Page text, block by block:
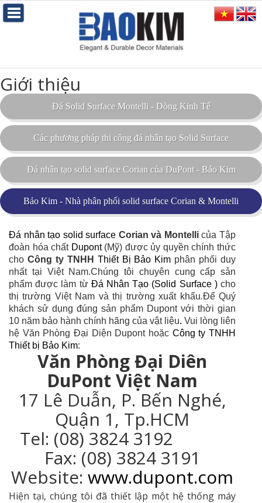
Giới thiệu
Đá Solid Surface Montelli - Dòng Kinh Tế
Các phương pháp thi công đá nhân tạo Solid Surface
Đá nhân tạo solid surface Corian của DuPont - Bảo Kim
Bảo Kim - Nhà phân phối solid surface Corian & Montelli
Đá nhân tạo solid surface Corian và Montellicủa Tập
đoàn hóa chất Dupont(Mỹ) được ủy quyền chính thức
cho Công ty TNHH Thiết Bị Bảo Kim phân phối duy
nhất tại Việt Nam.Chúng tôi chuyên cung cấp sản
phẩm được làm từ Đá Nhân Tạo (Solid Surface )cho
thị trường Việt Nam và thị trường xuất khẩu.Để Quý
khách sử dụng đúng sản phẩm Dupont với thời gian
10 năm bảo hành chính hãng của vật liệu. Vui lòng liên
hệ Văn Phòng Đại Diện Dupont hoặc Công ty TNHH
Thiết bị Bảo Kim:
Văn Phòng Đại Diên
DuPont Việt Nam
17 Lê Duẫn, P. Bến Nghé,
Quận 1, Tp.HCM
Tel: (08) 3824 3192
Fax: (08) 3824 3191
Website: www.dupont.com
Hiện tại, chúng tôi đã thiết lập một hệ thống máy